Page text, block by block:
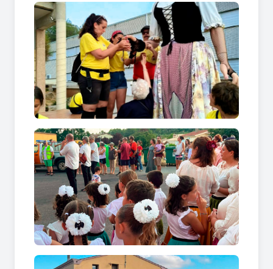
Durant la Festa Major, passejar per Olesa de
Bonesvalls permet apreciar un patrimoni que
forma part de la identitat local i que contribueix a
donar personalitat a la celebració.
Patrimoni, gastronomia i ambient
La Festa Major també és una invitació a descobrir
la gastronomia local, amb establiments on es
poden degustar plats i productes vinculats al
territori. Aquesta oferta complementa l'ambient
de la celebració i permet que l'experiència sigui
encara més completa.
Al mateix temps, la Festa Major ofereix